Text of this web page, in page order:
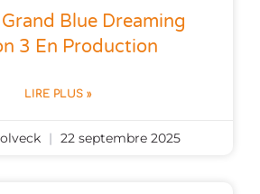
Grand Blue Dreaming
3 En Production
LIRE PLUS »
22 septembre 2025